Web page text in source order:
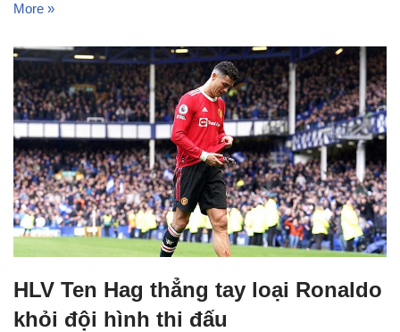
More »
HLV Ten Hag thẳng tay loại Ronaldo
khỏi đội hình thi đấu